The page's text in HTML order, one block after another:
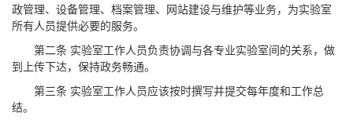
政管理、设备管理、档案管理、网站建设与维护等业务，为实验室
所有人员提供必要的服务。
第二条 实验室工作人员负责协调与各专业实验室间的关系，做
到上传下达，保持政务畅通。
第三条 实验室工作人员应该按时撰写并提交每年度和工作总
结。